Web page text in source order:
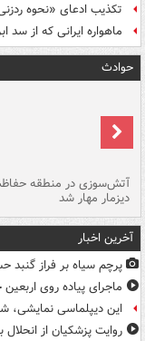
تکذیب ادعای «نحوه
ماهواره ایرانی که از سد
حوادث
آتش‌سوزی در منطقه
دیزمار مهار شد
آخرین اخبار
پرچم سیاه بر فراز
ماجرای پیاده روی
این دیپلماسی
روایت پزشکیان از انحلال